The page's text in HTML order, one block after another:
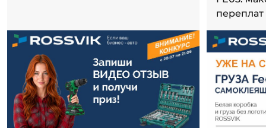
переплат